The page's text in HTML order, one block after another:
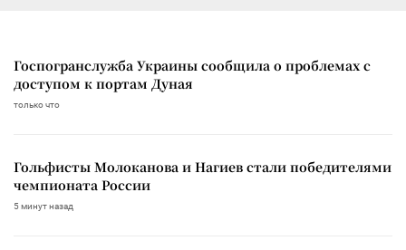
Госпогранслужба Украины сообщила о проблемах с
доступом к портам Дуная
только что
Гольфисты Молоканова и Нагиев стали победителями
чемпионата России
5 минут назад